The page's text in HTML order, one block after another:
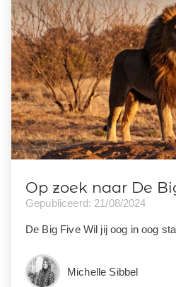
Op zoek naar De
Gepubliceerd: 21/08/2024
De Big Five Wil jij oog in oog
Michelle Sibbel